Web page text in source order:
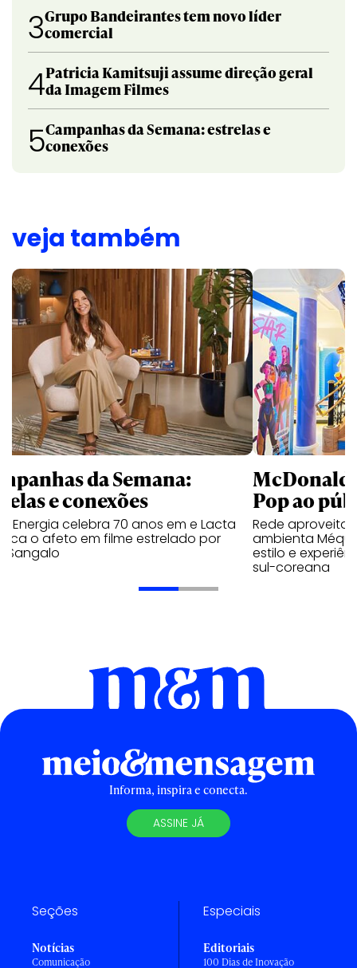
3Grupo Bandeirantes tem novo líder
comercial
4Patricia Kamitsuji assume direção geral
da Imagem Filmes
5Campanhas da Semana: estrelas e
conexões
veja também
da Semana:
e conexões
Energia celebra 70 anos em e Lacta
o afeto em filme estrelado por
Sangalo
Pop ao
Rede aproveita
ambienta Méqui
estilo e
sul-coreana
Informa, inspira e conecta.
ASSINE JÁ
Seções
Notícias
Comunicação
Especiais
Editoriais
100 Dias de Inovação